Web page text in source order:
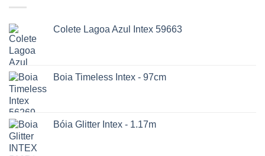
Colete Lagoa Azul Intex 59663
Boia Timeless Intex - 97cm
Bóia Glitter Intex - 1.17m